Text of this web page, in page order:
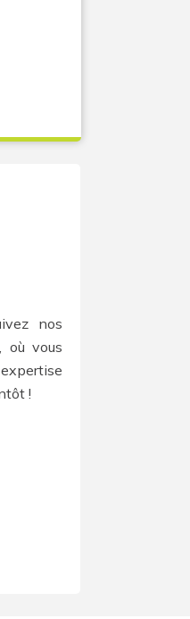
nos
où vous
!